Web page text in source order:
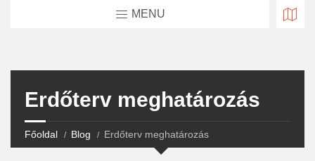
MENU
Erdőterv meghatározás
Főoldal Blog Erdőterv meghatározás